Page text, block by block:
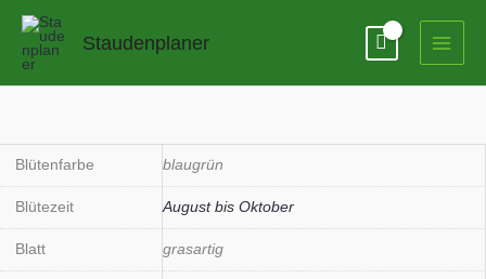
Zum
springen
Staudenplaner
Blütenfarbe blaugrün
Blütezeit August bis Oktober
Blatt grasartig